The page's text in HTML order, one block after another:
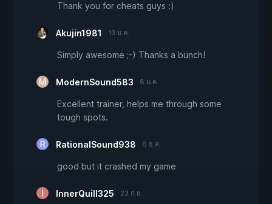
Thank you for cheats guys :)
Akujin1981 13 ม.ค.
Simply awesome ;-) Thanks a bunch!
ModernSound583 8 ม.ค.
Excellent trainer, helps me through some
tough spots.
RationalSound938 6 ธ.ค.
good but it crashed my game
InnerQuill325 23 ก.ย.